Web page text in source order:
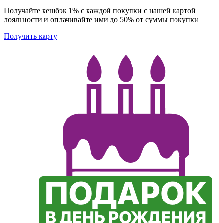
Получайте кешбэк 1% с каждой покупки с нашей картой
лояльности и оплачивайте ими до 50% от суммы покупки
Получить карту